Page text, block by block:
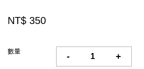
NT$ 350
數量
- +